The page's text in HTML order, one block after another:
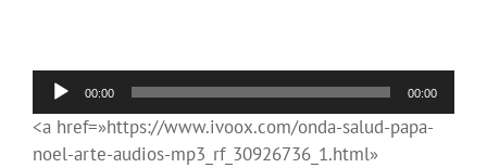
Reproductor
de
audio
00:00 00:00
<a href=»https://www.ivoox.com/onda-salud-papa-
noel-arte-audios-mp3_rf_30926736_1.html»